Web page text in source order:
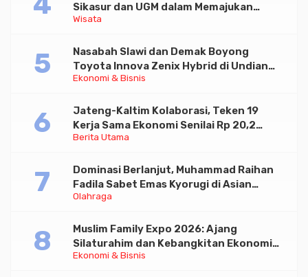
Wisata
Sikasur dan UGM dalam Memajukan
Wisata serta UMKM Lokal
Ekonomi & Bisnis
Nasabah Slawi dan Demak Boyong
Toyota Innova Zenix Hybrid di Undian
Tabungan Bima Bank Jateng
Berita Utama
Jateng-Kaltim Kolaborasi, Teken 19
Kerja Sama Ekonomi Senilai Rp 20,2
Triliun
Olahraga
Dominasi Berlanjut, Muhammad Raihan
Fadila Sabet Emas Kyorugi di Asian
Taekwondo Indonesia Open 2026
Ekonomi & Bisnis
Muslim Family Expo 2026: Ajang
Silaturahim dan Kebangkitan Ekonomi
Halal di Jakarta